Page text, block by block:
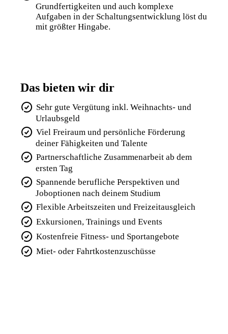
Grundfertigkeiten und auch komplexe
Aufgaben in der Schaltungsentwicklung löst du
mit größter Hingabe.
Das bieten wir dir
Sehr gute Vergütung inkl. Weihnachts- und
Urlaubsgeld
Viel Freiraum und persönliche Förderung
deiner Fähigkeiten und Talente
Partnerschaftliche Zusammenarbeit ab dem
ersten Tag
Spannende berufliche Perspektiven und
Joboptionen nach deinem Studium
Flexible Arbeitszeiten und Freizeitausgleich
Exkursionen, Trainings und Events
Kostenfreie Fitness- und Sportangebote
Miet- oder Fahrtkostenzuschüsse